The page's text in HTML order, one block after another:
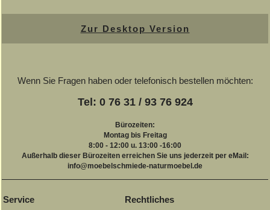
Zur Desktop Version
Wenn Sie Fragen haben oder telefonisch bestellen möchten:
Tel: 0 76 31 / 93 76 924
Bürozeiten:
Montag bis Freitag
8:00 - 12:00 u. 13:00 -16:00
Außerhalb dieser Bürozeiten erreichen Sie uns jederzeit per eMail:
info@moebelschmiede-naturmoebel.de
Service Rechtliches